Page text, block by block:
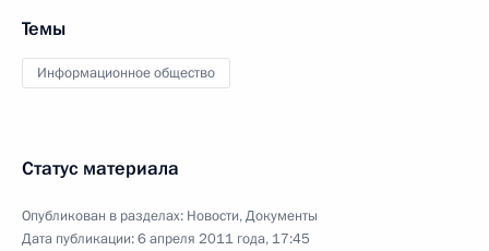
Темы
Информационное общество
Статус материала
Опубликован в разделах: Новости,Документы
Дата публикации:6 апреля 2011 года, 17:45